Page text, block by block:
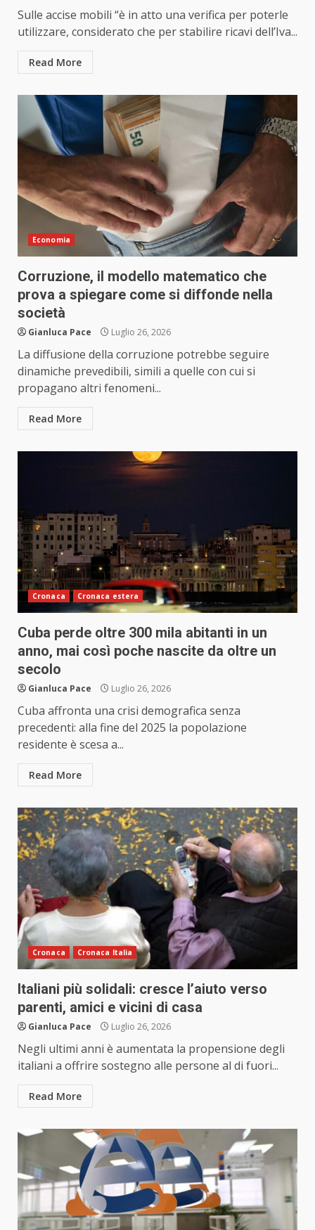
Sulle accise mobili “è in atto una verifica per poterle
utilizzare, considerato che per stabilire ricavi dell’Iva...
Read More
Economia
Corruzione, il modello matematico che
prova a spiegare come si diffonde nella
società
Gianluca Pace Luglio 26, 2026
La diffusione della corruzione potrebbe seguire
dinamiche prevedibili, simili a quelle con cui si
propagano altri fenomeni...
Read More
Cronaca Cronaca estera
Cuba perde oltre 300 mila abitanti in un
anno, mai così poche nascite da oltre un
secolo
Gianluca Pace Luglio 26, 2026
Cuba affronta una crisi demografica senza
precedenti: alla fine del 2025 la popolazione
residente è scesa a...
Read More
Cronaca Cronaca Italia
Italiani più solidali: cresce l’aiuto verso
parenti, amici e vicini di casa
Gianluca Pace Luglio 26, 2026
Negli ultimi anni è aumentata la propensione degli
italiani a offrire sostegno alle persone al di fuori...
Read More